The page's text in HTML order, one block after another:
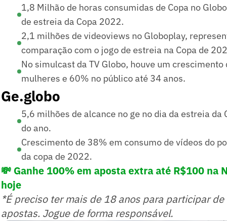
1,8 Milhão de horas consumidas de Copa no
de estreia da Copa 2022.
2,1 milhões de videoviews no Globoplay,
comparação com o jogo de estreia na Copa de
No simulcast da TV Globo, houve um
mulheres e 60% no público até 34 anos.
Ge.globo
5,6 milhões de alcance no ge no dia da estreia da
do ano.
Crescimento de 38% em consumo de vídeos do
da copa de 2022.
💸 Ganhe 100% em aposta extra até R$100
hoje
*É preciso ter mais de 18 anos para participar
apostas. Jogue de forma responsável.